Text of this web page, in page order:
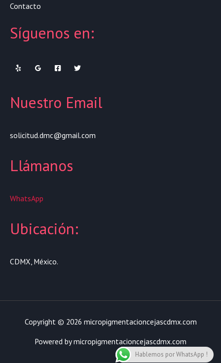
Contacto
Síguenos en:
Nuestro Email
solicitud.dmc@gmail.com
Llámanos
WhatsApp
Ubicación:
CDMX, México.
Copyright © 2026 micropigmentacioncejascdmx.com
Powered by micropigmentacioncejascdmx.com
Hablemos por WhatsApp !